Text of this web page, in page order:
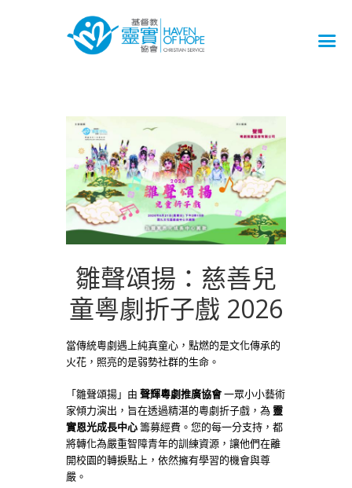
雛聲頌揚：慈善兒
童粵劇折子戲 2026
當傳統粵劇遇上純真童心，點燃的是文化傳承的
火花，照亮的是弱勢社群的生命。
「雛聲頌揚」由 聲輝粵劇推廣協會一眾小小藝術
家傾力演出，旨在透過精湛的粵劇折子戲，為 靈
實恩光成長中心籌募經費。您的每一分支持，都
將轉化為嚴重智障青年的訓練資源，讓他們在離
開校園的轉捩點上，依然擁有學習的機會與尊
嚴。